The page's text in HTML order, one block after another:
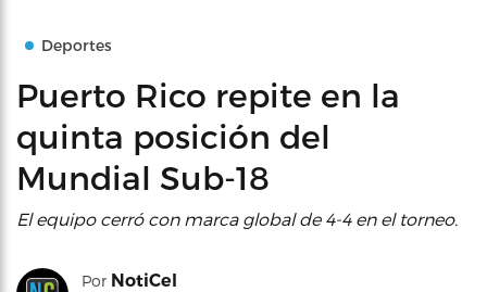
Deportes
Puerto Rico repite en la
quinta posición del
Mundial Sub-18
El equipo cerró con marca global de 4-4 en el torneo.
Por NotiCel